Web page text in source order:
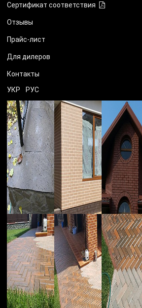
Сертификат соответствия
Отзывы
Прайс-лист
Для дилеров
Контакты
УКР РУС